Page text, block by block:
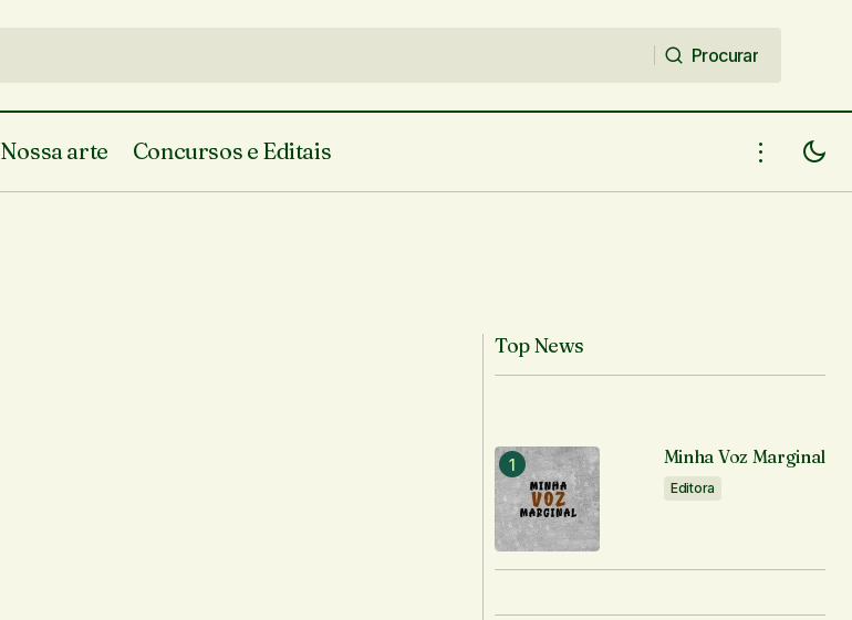
Procurar
Nossa arte Concursos e Editais
Top News
Minha Voz Marginal
Editora